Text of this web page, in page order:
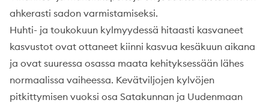
ahkerasti sadon varmistamiseksi.
Huhti- ja toukokuun kylmyydessä hitaasti kasvaneet
kasvustot ovat ottaneet kiinni kasvua kesäkuun aikana
ja ovat suuressa osassa maata kehityksessään lähes
normaalissa vaiheessa. Kevätviljojen kylvöjen
pitkittymisen vuoksi osa Satakunnan ja Uudenmaan